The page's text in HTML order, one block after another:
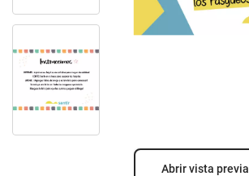
Abrir vista previa